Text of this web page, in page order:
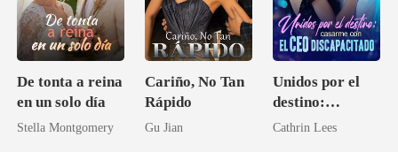
De tonta a reina
en un solo día
Stella Montgomery
Cariño, No Tan
Rápido
Gu Jian
Unidos por el
destino:
casarme con el
Cathrin Lees